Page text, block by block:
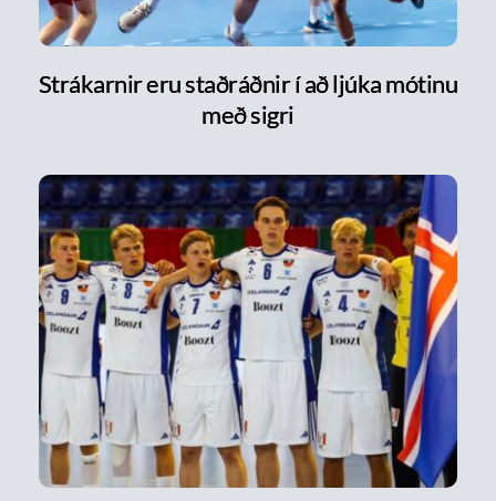
Strákarnir eru staðráðnir í að ljúka mótinu
með sigri